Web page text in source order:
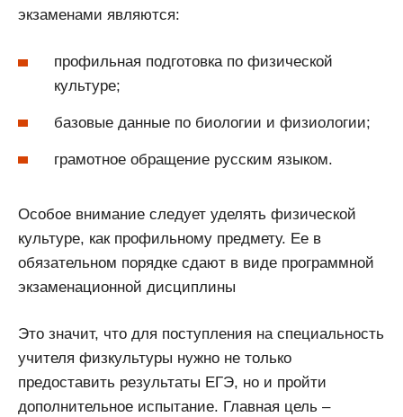
экзаменами являются:
профильная подготовка по физической
культуре;
базовые данные по биологии и физиологии;
грамотное обращение русским языком.
Особое внимание следует уделять физической
культуре, как профильному предмету. Ее в
обязательном порядке сдают в виде программной
экзаменационной дисциплины
Это значит, что для поступления на специальность
учителя физкультуры нужно не только
предоставить результаты ЕГЭ, но и пройти
дополнительное испытание. Главная цель –